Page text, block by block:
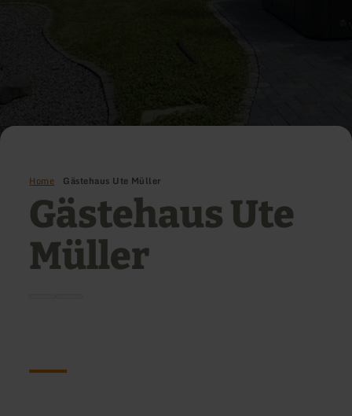
Home Gästehaus Ute Müller
Gästehaus Ute
Müller